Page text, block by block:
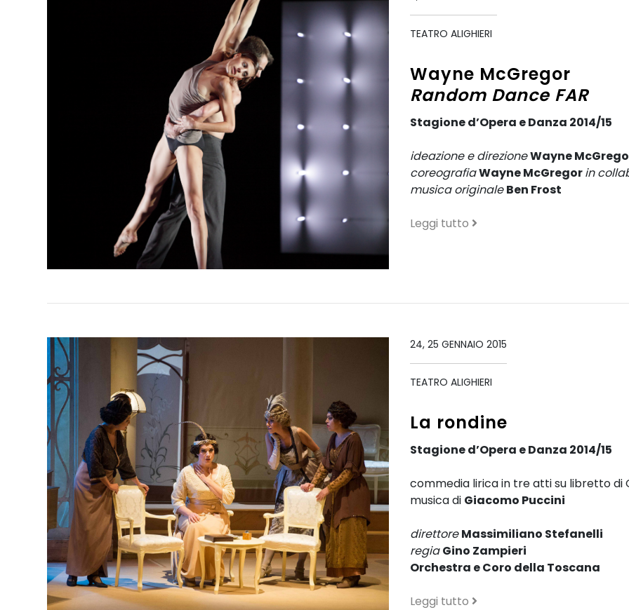
TEATRO ALIGHIERI
Wayne McGregor
Random Dance FAR
Stagione d’Opera e Danza 2014/15
ideazione e direzioneWayne
coreografiaWayne McGregorin
musica originale Ben Frost
Leggi tutto
24, 25 GENNAIO 2015
TEATRO ALIGHIERI
La rondine
Stagione d’Opera e Danza 2014/15
commedia lirica in tre atti su libretto di
musica di Giacomo Puccini
direttore Massimiliano Stefanelli
regia Gino Zampieri
Orchestra e Coro della Toscana
Leggi tutto